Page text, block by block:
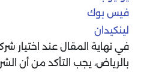
فيس بوك
لينكيدان
في نهاية المقال عند اختيار
بالرياض، يجب التأكد من أن